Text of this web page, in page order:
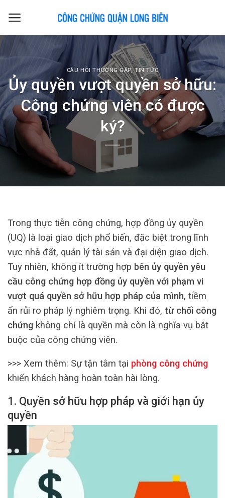
CÂU HỎI THƯỜNG GẶP,TIN TỨC
Ủy quyền vượt quyền sở hữu:
Công chứng viên có được
ký?
Trong thực tiễn công chứng, hợp đồng ủy quyền
(UQ) là loại giao dịch phổ biến, đặc biệt trong lĩnh
vực nhà đất, quản lý tài sản và đại diện giao dịch.
Tuy nhiên, không ít trường hợp bên ủy quyền yêu
cầu công chứng hợp đồng ủy quyền với phạm vi
vượt quá quyền sở hữu hợp pháp của mình, tiềm
ẩn rủi ro pháp lý nghiêm trọng. Khi đó, từ chối công
chứng không chỉ là quyền mà còn là nghĩa vụ bắt
buộc của công chứng viên.
>>> Xem thêm: Sự tận tâm tại phòng công chứng
khiến khách hàng hoàn toàn hài lòng.
1. Quyền sở hữu hợp pháp và giới hạn ủy
quyền